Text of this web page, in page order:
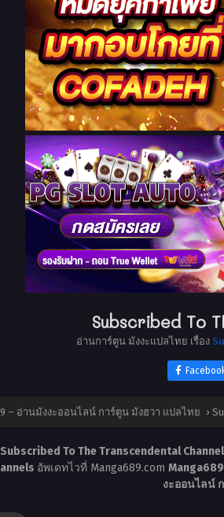
Subscribed To
อ่านการ์ตูน มังงะแปลไทย เรื่อง
– อ่านมังงะออนไลน์ การ์ตูน มังฮวา แปลไทย ›
Subscribed To The Transcendental
อัพเดทไวที่ Manga689.com
งะออนไลน์